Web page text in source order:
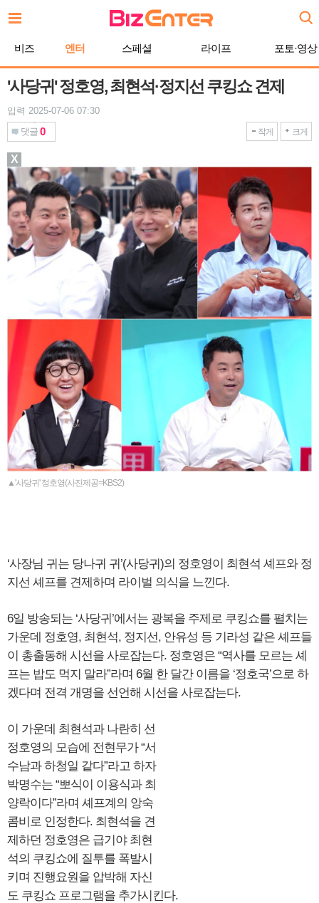
문
비즈 엔터 스페셜 라이프 포토·영상
'사당귀' 정호영, 최현석·정지선 쿠킹쇼 견제
입력 2025-07-06 07:30
댓글 0 작게 크게
▲'사당귀' 정호영(사진제공=KBS2)
‘사장님 귀는 당나귀 귀’(사당귀)의 정호영이 최현석 셰프와 정
지선 셰프를 견제하며 라이벌 의식을 느낀다.
6일 방송되는 ‘사당귀’에서는 광복을 주제로 쿠킹쇼를 펼치는
가운데 정호영, 최현석, 정지선, 안유성 등 기라성 같은 셰프들
이 총출동해 시선을 사로잡는다. 정호영은 “역사를 모르는 셰
프는 밥도 먹지 말라”라며 6월 한 달간 이름을 ‘정호국’으로 하
겠다며 전격 개명을 선언해 시선을 사로잡는다.
이 가운데 최현석과 나란히 선
정호영의 모습에 전현무가 “서
수남과 하청일 같다”라고 하자
박명수는 “뽀식이 이용식과 최
양락이다”라며 셰프계의 앙숙
콤비로 인정한다. 최현석을 견
제하던 정호영은 급기야 최현
석의 쿠킹쇼에 질투를 폭발시
키며 진행요원을 압박해 자신
도 쿠킹쇼 프로그램을 추가시킨다.
X